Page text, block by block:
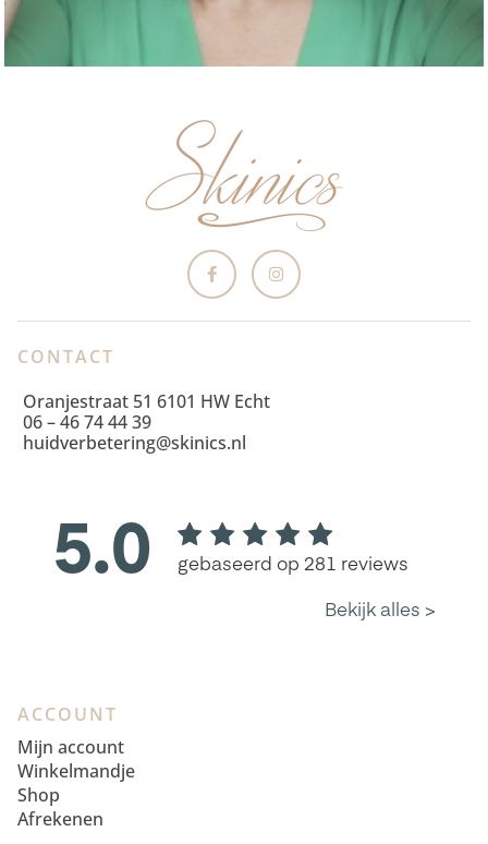
CONTACT
Oranjestraat 51 6101 HW Echt
06 – 46 74 44 39
huidverbetering@skinics.nl
ACCOUNT
Mijn account
Winkelmandje
Shop
Afrekenen